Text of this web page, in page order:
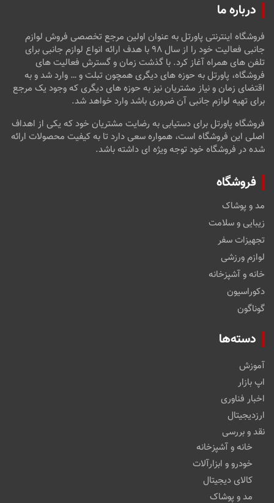
درباره ما
فروشگاه اینترنتی پاورتل به عنوان اولین مرجع تخصصی فروش لوازم
جانبی فعالیت خود را از سال ۹۸ با هدف ارائه انواع لوازم جانبی برای
تلفن های همراه آغاز کرد. با گذشت زمان و گسترش فعالیت های
فروشگاه، پاورتل به حوزه های دیگری همچون تبلت و … وارد شد و به
اقتضای زمان و نیاز مشتریان نیز به حوزه های دیگری که وجود یک مرجع
برای تهیه لوازم جانبی آن ضروری باشد وارد خواهد شد.
فروشگاه پاورتل برای دستیابی به رضایت مشتریان خود که یکی از اهداف
اصلی این فروشگاه است، همواره سعی دارد تا به کیفیت محصولات ارائه
شده در فروشگاه خود توجه ویژه ای داشته باشد.
فروشگاه
مد و پوشاک
زیبایی و سلامت
تجهیزات سفر
لوازم ورزشی
خانه و آشپزخانه
دکوراسیون
گوناگون
دسته‌ها
آموزش
اپ بازار
اخبار فناوری
ارزدیجیتال
نقد و بررسی
خانه و آشپزخانه
خودرو و ابزارآلات
کالای دیجیتال
مد و پوشاک